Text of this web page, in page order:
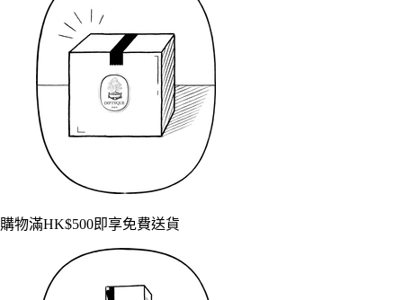
購物滿HK$500即享免費送貨